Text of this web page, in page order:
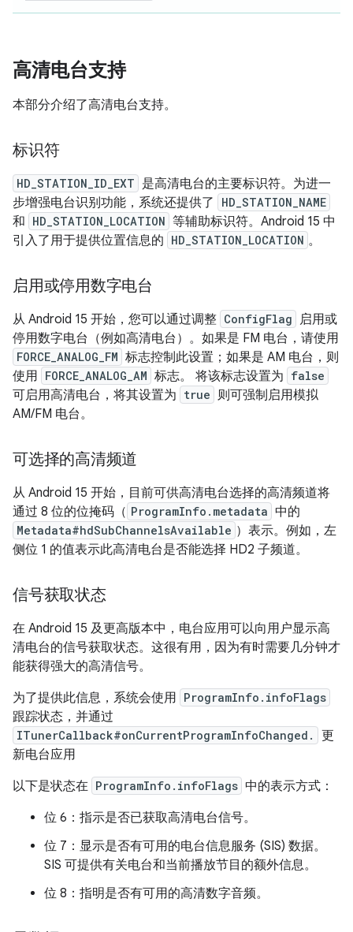
高清电台支持
本部分介绍了高清电台支持。
标识符
HD_STATION_ID_EXT 是高清电台的主要标识符。为进一
步增强电台识别功能，系统还提供了
HD_STATION_NAME
和 HD_STATION_LOCATION 等辅助标识符。Android 15 中
引入了用于提供位置信息的 HD_STATION_LOCATION 。
启用或停用数字电台
从 Android 15 开始，您可以通过调整 ConfigFlag 启用或
停用数字电台（例如高清电台）。如果是 FM 电台，请使用
FORCE_ANALOG_FM 标志控制此设置；如果是 AM 电台，则
使用 FORCE_ANALOG_AM 标志。 将该标志设置为 false
可启用高清电台，将其设置为 true 则可强制启用模拟
AM/FM 电台。
可选择的高清频道
从 Android 15 开始，目前可供高清电台选择的高清频道将
通过 8 位的位掩码（ ProgramInfo.metadata 中的
Metadata#hdSubChannelsAvailable ）表示。例如，左
侧位 1 的值表示此高清电台是否能选择 HD2 子频道。
信号获取状态
在 Android 15 及更高版本中，电台应用可以向用户显示高
清电台的信号获取状态。这很有用，因为有时需要几分钟才
能获得强大的高清信号。
为了提供此信息，系统会使用 ProgramInfo.infoFlags
跟踪状态，并通过
ITunerCallback#onCurrentProgramInfoChanged.
更
新电台应用
以下是状态在 ProgramInfo.infoFlags 中的表示方式：
位 6：指示是否已获取高清电台信号。
位 7：显示是否有可用的电台信息服务 (SIS) 数据。
SIS 可提供有关电台和当前播放节目的额外信息。
位 8：指明是否有可用的高清数字音频。